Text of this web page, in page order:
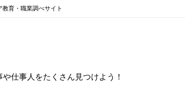
育・職業調べサイト
仕事人をたくさん見つけよう！